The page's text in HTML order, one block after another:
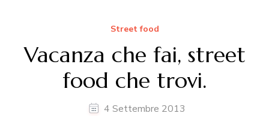
Street food
Vacanza che fai, street
food che trovi.
4 Settembre 2013